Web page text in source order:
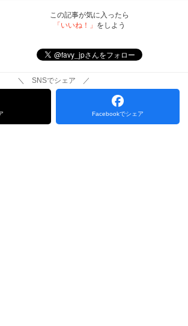
この記事が気に入ったら
「いいね！」 をしよう
＼ SNSでシェア ／
Facebookでシェア